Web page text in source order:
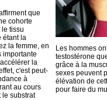
que
cohorte
tissu
étant la
la femme, en
importante
la
c'est peut-
à
au cours
le substrat
Les hommes
testostérone
grâce à la
sexes peuvent
élévation de
pour faire du